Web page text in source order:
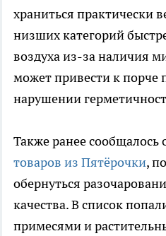
храниться практически
низших категорий
воздуха из-за наличия
может привести к порче
нарушении
Также ранее сообщалось
товаров из Пятёрочки,
обернуться
качества. В список
примесями и